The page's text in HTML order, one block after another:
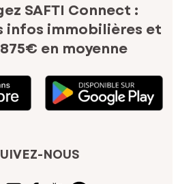
SAFTI Connect :
infos immobilières et
en moyenne
NOUS